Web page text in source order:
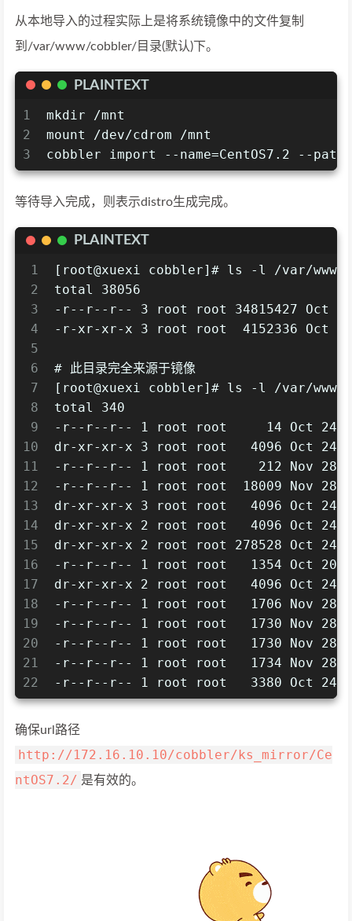
从本地导入的过程实际上是将系统镜像中的文件复制
到/var/www/cobbler/目录(默认)下。
PLAINTEXT
1
2
3
mkdir /mnt
mount /dev/cdrom /mnt
cobbler import --name=CentOS7.2 --
等待导入完成，则表示distro生成完成。
PLAINTEXT
1
2
3
4
5
6
7
8
9
10
11
12
13
14
15
16
17
18
19
20
21
22
[root@xuexi cobbler]# ls -l /var/www/
total 38056
-r--r--r-- 3 root root 34815427 Oct
-r-xr-xr-x 3 root root  4152336 Oct
# 此目录完全来源于镜像
[root@xuexi cobbler]# ls -l /var/www/
total 340
-r--r--r-- 1 root root     14 Oct 24
dr-xr-xr-x 3 root root   4096 Oct 24
-r--r--r-- 1 root root    212 Nov 28
-r--r--r-- 1 root root  18009 Nov 28
dr-xr-xr-x 3 root root   4096 Oct 24
dr-xr-xr-x 2 root root   4096 Oct 24
dr-xr-xr-x 2 root root 278528 Oct 24
-r--r--r-- 1 root root   1354 Oct 20
dr-xr-xr-x 2 root root   4096 Oct 24
-r--r--r-- 1 root root   1706 Nov 28
-r--r--r-- 1 root root   1730 Nov 28  2013
-r--r--r-- 1 root root   1730 Nov 28
-r--r--r-- 1 root root   1734 Nov 28
-r--r--r-- 1 root root   3380 Oct 24
确保url路径
http://172.16.10.10/cobbler/ks_mirror/Ce
ntOS7.2/ 是有效的。